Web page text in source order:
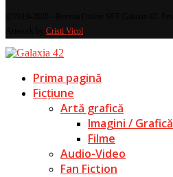
Cristi Vicol
Prima pagină
Ficțiune
Artă grafică
Imagini / Grafică
Filme
Audio-Video
Fan Fiction